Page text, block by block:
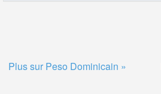
Plus sur Peso Dominicain »